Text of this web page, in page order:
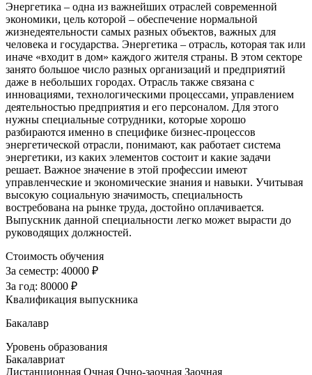
Энергетика – одна из важнейших отраслей современной
экономики, цель которой – обеспечение нормальной
жизнедеятельности самых разных объектов, важных для
человека и государства. Энергетика – отрасль, которая так или
иначе «входит в дом» каждого жителя страны. В этом секторе
занято большое число разных организаций и предприятий
даже в небольших городах. Отрасль также связана с
инновациями, технологическими процессами, управлением
деятельностью предприятия и его персоналом. Для этого
нужны специальные сотрудники, которые хорошо
разбираются именно в специфике бизнес-процессов
энергетической отрасли, понимают, как работает система
энергетики, из каких элементов состоит и какие задачи
решает. Важное значение в этой профессии имеют
управленческие и экономические знания и навыки. Учитывая
высокую социальную значимость, специальность
востребована на рынке труда, достойно оплачивается.
Выпускник данной специальности легко может вырасти до
руководящих должностей.
Стоимость обучения
За семестр: 40000 ₽
За год: 80000 ₽
Квалификация выпускника
Бакалавр
Уровень образования
Бакалавриат
Дистанционная Очная Очно-заочная Заочная